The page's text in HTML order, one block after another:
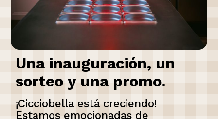
Una inauguración, un
sorteo y una promo.
¡Cicciobella está creciendo!
Estamos emocionadas de